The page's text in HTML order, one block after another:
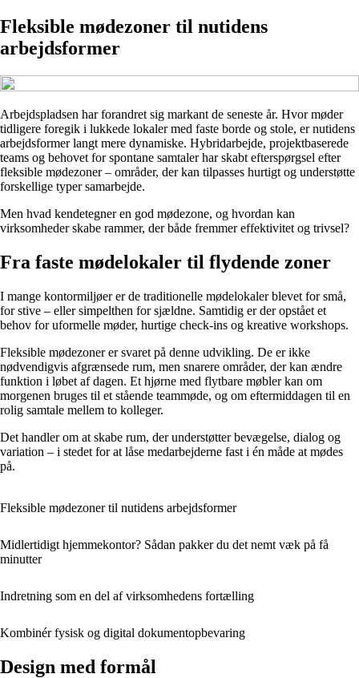
Fleksible mødezoner til nutidens
arbejdsformer
Arbejdspladsen har forandret sig markant de seneste år. Hvor møder
tidligere foregik i lukkede lokaler med faste borde og stole, er nutidens
arbejdsformer langt mere dynamiske. Hybridarbejde, projektbaserede
teams og behovet for spontane samtaler har skabt efterspørgsel efter
fleksible mødezoner – områder, der kan tilpasses hurtigt og understøtte
forskellige typer samarbejde.
Men hvad kendetegner en god mødezone, og hvordan kan
virksomheder skabe rammer, der både fremmer effektivitet og trivsel?
Fra faste mødelokaler til flydende zoner
I mange kontormiljøer er de traditionelle mødelokaler blevet for små,
for stive – eller simpelthen for sjældne. Samtidig er der opstået et
behov for uformelle møder, hurtige check-ins og kreative workshops.
Fleksible mødezoner er svaret på denne udvikling. De er ikke
nødvendigvis afgrænsede rum, men snarere områder, der kan ændre
funktion i løbet af dagen. Et hjørne med flytbare møbler kan om
morgenen bruges til et stående teammøde, og om eftermiddagen til en
rolig samtale mellem to kolleger.
Det handler om at skabe rum, der understøtter bevægelse, dialog og
variation – i stedet for at låse medarbejderne fast i én måde at mødes
på.
Fleksible mødezoner til nutidens arbejdsformer
Midlertidigt hjemmekontor? Sådan pakker du det nemt væk på få
minutter
Indretning som en del af virksomhedens fortælling
Kombinér fysisk og digital dokumentopbevaring
Design med formål